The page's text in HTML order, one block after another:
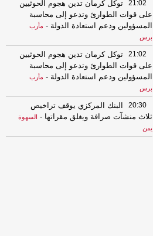
21:02
توكل كرمان تدين هجوم الحوثيين
على قوات الطوارئ وتدعو إلى محاسبة
المسؤولين ودعم استعادة الدولة - مأرب
برس
21:02
توكل كرمان تدين هجوم الحوثيين
على قوات الطوارئ وتدعو إلى محاسبة
المسؤولين ودعم استعادة الدولة - مأرب
برس
20:30
البنك المركزي يوقف تراخيص
ثلاث منشآت صرافة ويغلق مقراتها -
السهوة
يمن